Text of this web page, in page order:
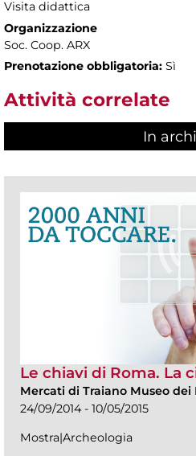
Visita didattica
Organizzazione
Soc. Coop. ARX
Prenotazione obbligatoria: Sì
Attività correlate
In
Le chiavi di Roma. La
Mercati di Traiano Museo
24/09/2014 - 10/05/2015
Mostra|Archeologia